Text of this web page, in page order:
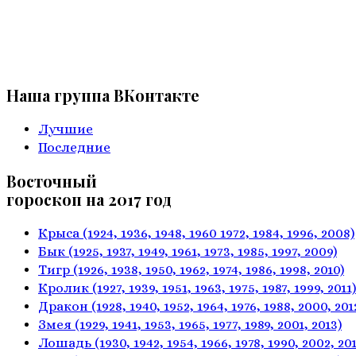
Наша группа ВКонтакте
Лучшие
Последние
Восточный
гороскоп на 2017 год
Крыса (1924, 1936, 1948, 1960 1972, 1984, 1996, 2008)
Бык (1925, 1937, 1949, 1961, 1973, 1985, 1997, 2009)
Тигр (1926, 1938, 1950, 1962, 1974, 1986, 1998, 2010)
Кролик (1927, 1939, 1951, 1963, 1975, 1987, 1999, 2011)
Дракон (1928, 1940, 1952, 1964, 1976, 1988, 2000,
Змея (1929, 1941, 1953, 1965, 1977, 1989, 2001, 2013)
Лошадь (1930, 1942, 1954, 1966, 1978, 1990, 2002,